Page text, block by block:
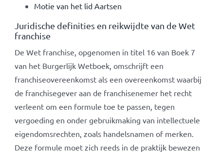
Motie van het lid Aartsen
Juridische definities en reikwijdte van de Wet
franchise
De Wet franchise, opgenomen in titel 16 van Boek 7
van het Burgerlijk Wetboek, omschrijft een
franchiseovereenkomst als een overeenkomst waarbij
de franchisegever aan de franchisenemer het recht
verleent om een formule toe te passen, tegen
vergoeding en onder gebruikmaking van intellectuele
eigendomsrechten, zoals handelsnamen of merken.
Deze formule moet zich reeds in de praktijk bewezen